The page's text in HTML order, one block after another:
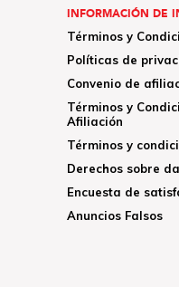
INFORMACIÓN DE
Términos y
Políticas de
Convenio de
Términos y
Afiliación
Términos y
Derechos sobre
Encuesta de
Anuncios Falsos